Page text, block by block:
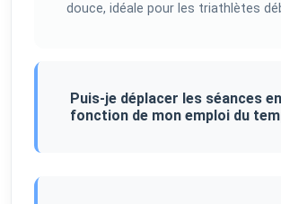
douce, idéale pour les triathlètes
Puis-je déplacer les séances en
fonction de mon emploi du